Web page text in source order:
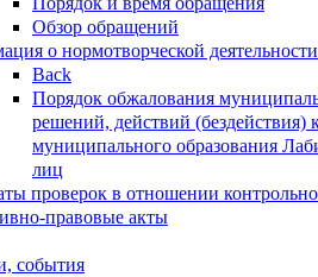
Обзор обращений
о нормотворческой деятельности
Back
Порядок обжалования
решений, действий (бездействия)
муниципального образования
лиц
проверок в отношении
правовые акты
события